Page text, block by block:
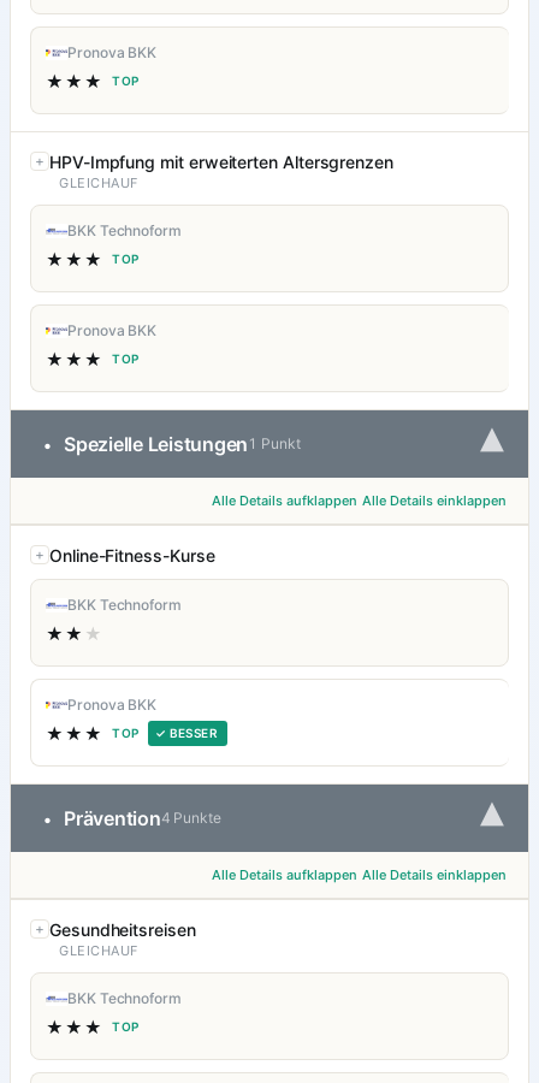
Pronova BKK
★★★ TOP
HPV-Impfung mit erweiterten Altersgrenzen
GLEICHAUF
BKK Technoform
★★★ TOP
Pronova BKK
★★★ TOP
• Spezielle Leistungen 1 Punkt ▾
Alle Details aufklappen Alle Details einklappen
Online-Fitness-Kurse
BKK Technoform
★★ ★
Pronova BKK
★★★ TOP ✓ BESSER
• Prävention4 Punkte ▾
Alle Details aufklappen Alle Details einklappen
Gesundheitsreisen
GLEICHAUF
BKK Technoform
★★★ TOP